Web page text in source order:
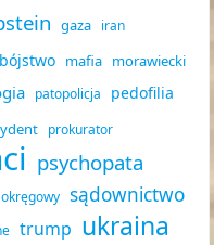
gaza iran
mafia morawiecki
patopolicja pedofilia
prokurator
psychopata
sądownictwo
trump ukraina